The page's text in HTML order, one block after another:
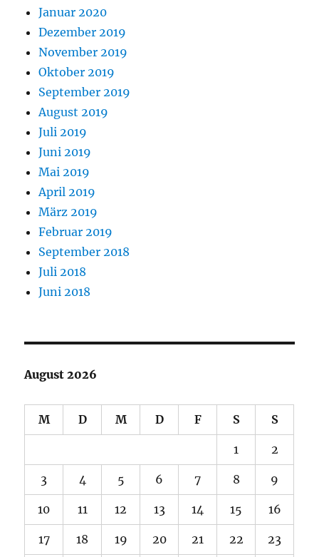
Januar 2020
Dezember 2019
November 2019
Oktober 2019
September 2019
August 2019
Juli 2019
Juni 2019
Mai 2019
April 2019
März 2019
Februar 2019
September 2018
Juli 2018
Juni 2018
August 2026
M D M D F S S
1 2
3 4 5 6 7 8 9
10 11 12 13 14 15 16
17 18 19 20 21 22 23